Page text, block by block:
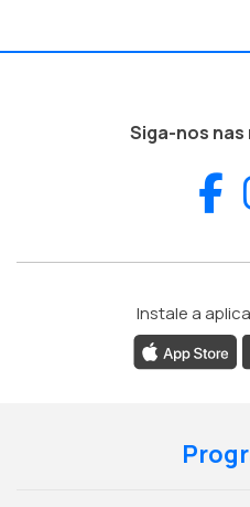
Siga-nos
Instale a